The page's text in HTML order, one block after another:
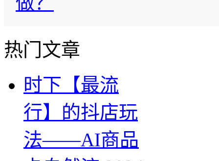
热门文章
时下【最流
行】的抖店玩
法——AI商品